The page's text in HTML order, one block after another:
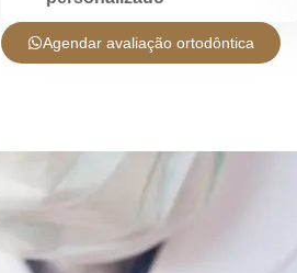
Agendar avaliação ortodôntica